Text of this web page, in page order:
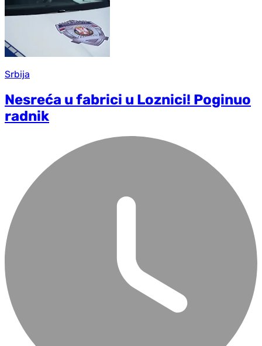
Srbija
Nesreća u fabrici u Loznici! Poginuo
radnik